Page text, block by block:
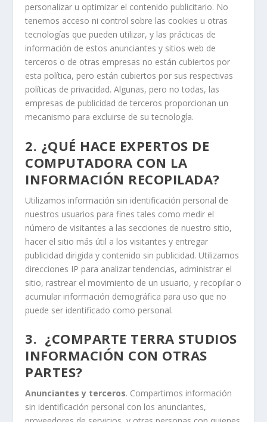
personalizar u optimizar el contenido publicitario. No
tenemos acceso ni control sobre las cookies u otras
tecnologías que pueden utilizar, y las prácticas de
información de estos anunciantes y sitios web de
terceros o de otras empresas no están cubiertos por
esta política, pero están cubiertos por sus respectivas
políticas de privacidad. Algunas, pero no todas, las
empresas de publicidad de terceros proporcionan un
mecanismo para excluirse de su tecnología.
2. ¿QUÉ HACE EXPERTOS DE
COMPUTADORA CON LA
INFORMACIÓN RECOPILADA?
Utilizamos información sin identificación personal de
nuestros usuarios para fines tales como medir el
número de visitantes a las secciones de nuestro sitio,
hacer el sitio más útil a los visitantes y entregar
publicidad dirigida y contenido sin publicidad. Utilizamos
direcciones IP para analizar tendencias, administrar el
sitio, rastrear el movimiento de un usuario, y recopilar o
acumular información demográfica para uso que no
puede ser identificado como personal.
3. ¿COMPARTE TERRA STUDIOS
INFORMACIÓN CON OTRAS
PARTES?
Anunciantes y terceros. Compartimos información
sin identificación personal con los anunciantes,